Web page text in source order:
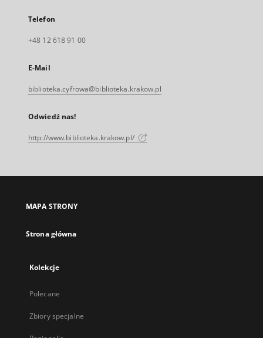
Telefon
+48 12 618 91 00
E-Mail
biblioteka.cyfrowa@biblioteka.krakow.pl
Odwiedź nas!
http://www.biblioteka.krakow.pl/
MAPA STRONY
Strona główna
Kolekcje
Polecane
Zbiory specjalne